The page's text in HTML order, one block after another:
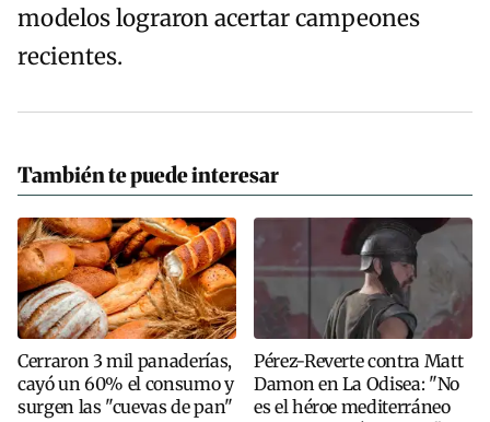
modelos lograron acertar campeones
recientes.
También te puede interesar
Cerraron 3 mil panaderías,
cayó un 60% el consumo y
surgen las "cuevas de pan"
Pérez-Reverte contra Matt
Damon en La Odisea: "No
es el héroe mediterráneo